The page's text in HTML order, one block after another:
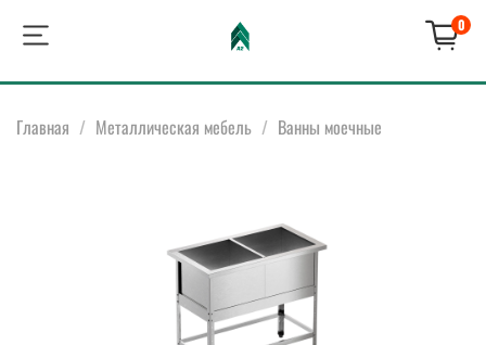
0
Главная Металлическая мебель Ванны моечные